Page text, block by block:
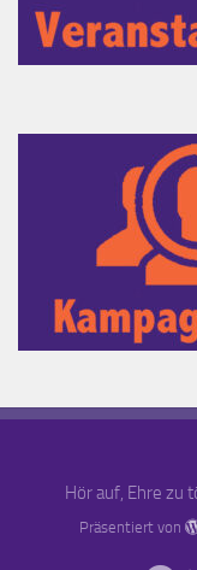
Hör auf, Ehre zu
Präsentiert von